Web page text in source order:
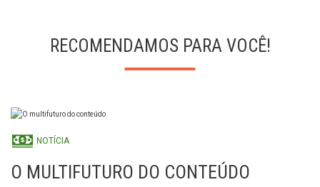
RECOMENDAMOS PARA VOCÊ!
NOTÍCIA
O MULTIFUTURO DO CONTEÚDO